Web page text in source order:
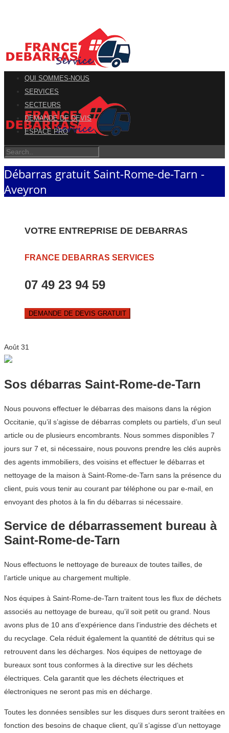
QUI SOMMES-NOUS
SERVICES
SECTEURS
DEMANDE DE DEVIS
ESPACE PRO
Débarras gratuit Saint-Rome-de-Tarn -
Aveyron
VOTRE ENTREPRISE DE DEBARRAS
FRANCE DEBARRAS SERVICES
07 49 23 94 59
DEMANDE DE DEVIS GRATUIT
Août 31
Sos débarras Saint-Rome-de-Tarn
Nous pouvons effectuer le débarras des maisons dans la région
Occitanie, qu’il s’agisse de débarras complets ou partiels, d’un seul
article ou de plusieurs encombrants. Nous sommes disponibles 7
jours sur 7 et, si nécessaire, nous pouvons prendre les clés auprès
des agents immobiliers, des voisins et effectuer le débarras et
nettoyage de la maison à Saint-Rome-de-Tarn sans la présence du
client, puis vous tenir au courant par téléphone ou par e-mail, en
envoyant des photos à la fin du débarras si nécessaire.
Service de débarrassement bureau à
Saint-Rome-de-Tarn
Nous effectuons le nettoyage de bureaux de toutes tailles, de
l’article unique au chargement multiple.
Nos équipes à Saint-Rome-de-Tarn traitent tous les flux de déchets
associés au nettoyage de bureau, qu’il soit petit ou grand. Nous
avons plus de 10 ans d’expérience dans l’industrie des déchets et
du recyclage. Cela réduit également la quantité de détritus qui se
retrouvent dans les décharges. Nos équipes de nettoyage de
bureaux sont tous conformes à la directive sur les déchets
électriques. Cela garantit que les déchets électriques et
électroniques ne seront pas mis en décharge.
Toutes les données sensibles sur les disques durs seront traitées en
fonction des besoins de chaque client, qu’il s’agisse d’un nettoyage